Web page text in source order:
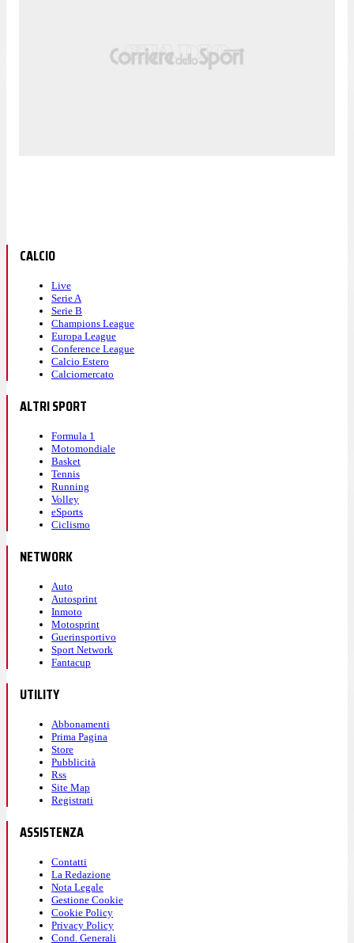
CALCIO
Live
Serie A
Serie B
Champions League
Europa League
Conference League
Calcio Estero
Calciomercato
ALTRI SPORT
Formula 1
Motomondiale
Basket
Tennis
Running
Volley
eSports
Ciclismo
NETWORK
Auto
Autosprint
Inmoto
Motosprint
Guerinsportivo
Sport Network
Fantacup
UTILITY
Abbonamenti
Prima Pagina
Store
Pubblicità
Rss
Site Map
Registrati
ASSISTENZA
Contatti
La Redazione
Nota Legale
Gestione Cookie
Cookie Policy
Privacy Policy
Cond. Generali